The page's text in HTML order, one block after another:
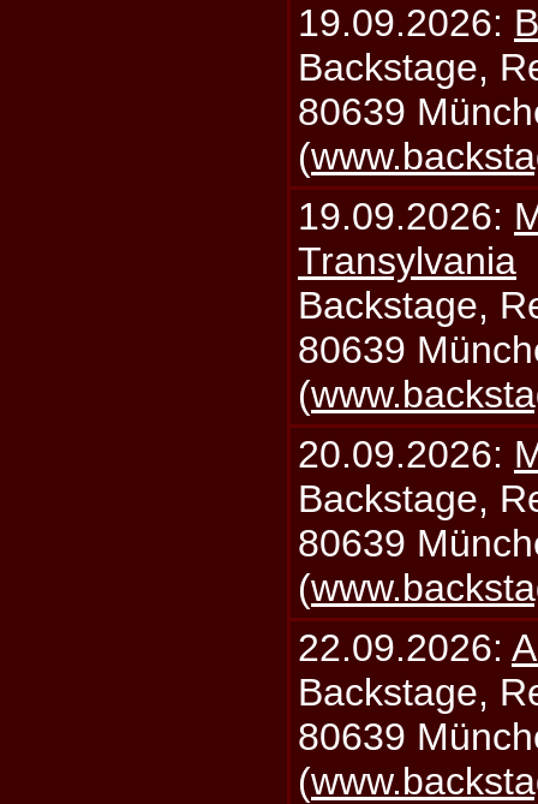
19.09.2026:
Backstage,
80639
(
19.09.2026:
Transylvania
Backstage,
80639
(
20.09.2026:
Backstage,
80639
(
22.09.2026:
Backstage,
80639
(